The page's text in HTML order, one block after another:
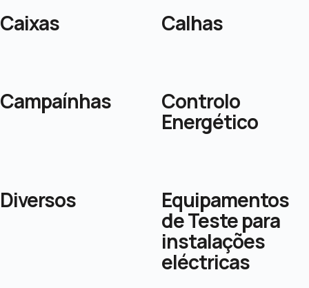
Caixas Calhas
Campaínhas Controlo
Energético
Diversos Equipamentos
de Teste para
instalações
eléctricas